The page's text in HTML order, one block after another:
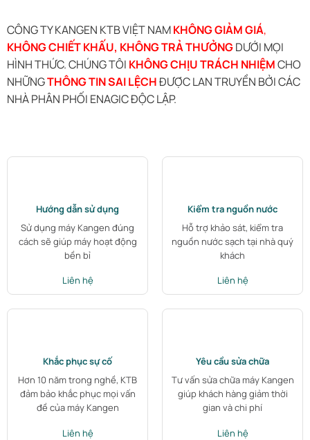
CÔNG TY KANGEN KTB VIỆT NAMKHÔNG GIẢM GIÁ,
KHÔNG CHIẾT KHẤU, KHÔNG TRẢ THƯỞNGDƯỚI MỌI
HÌNH THỨC. CHÚNG TÔI KHÔNG CHỊU TRÁCH NHIỆMCHO
NHỮNGTHÔNG TIN SAI LỆCHĐƯỢC LAN TRUYỀN BỞI CÁC
NHÀ PHÂN PHỐI ENAGIC ĐỘC LẬP.
Hướng dẫn sử dụng
Sử dụng máy Kangen đúng
cách sẽ giúp máy hoạt động
bền bỉ
Liên hệ
Kiểm tra nguồn nước
Hỗ trợ khảo sát, kiểm tra
nguồn nước sạch tại nhà quý
khách
Liên hệ
Khắc phục sự cố
Hơn 10 năm trong nghề, KTB
đảm bảo khắc phục mọi vấn
đề của máy Kangen
Liên hệ
Yêu cầu sửa chữa
Tư vấn sửa chữa máy Kangen
giúp khách hàng giảm thời
gian và chi phí
Liên hệ